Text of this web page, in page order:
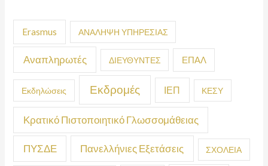
Erasmus ΑΝΑΛΗΨΗ ΥΠΗΡΕΣΙΑΣ
Αναπληρωτές ΔΙΕΥΘΥΝΤΕΣ ΕΠΑΛ
Εκδηλώσεις Εκδρομές ΙΕΠ ΚΕΣΥ
Κρατικό Πιστοποιητικό Γλωσσομάθειας
ΠΥΣΔΕ Πανελλήνιες Εξετάσεις ΣΧΟΛΕΙΑ